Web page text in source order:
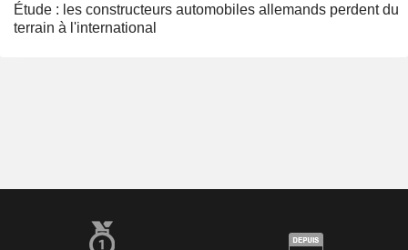
Étude : les constructeurs automobiles allemands perdent du
terrain à l'international